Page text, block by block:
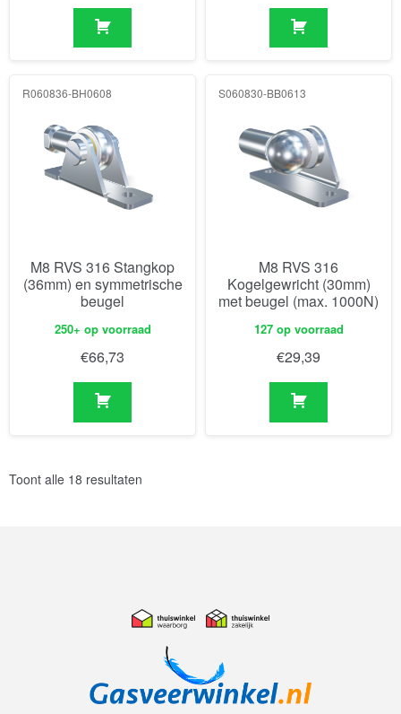
R060836-BH0608
M8 RVS 316 Stangkop
(36mm) en symmetrische
beugel
250+ op voorraad
€66,73
S060830-BB0613
M8 RVS 316
Kogelgewricht (30mm)
met beugel (max. 1000N)
127 op voorraad
€29,39
Toont alle 18 resultaten